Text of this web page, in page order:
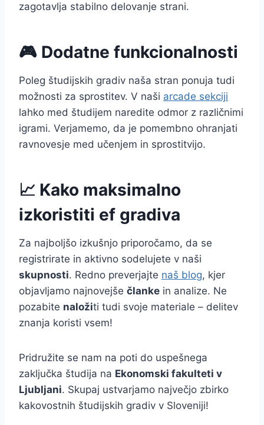
zagotavlja stabilno delovanje strani.
🎮 Dodatne funkcionalnosti
Poleg študijskih gradiv naša stran ponuja tudi
možnosti za sprostitev. V naši arcade sekciji
lahko med študijem naredite odmor z različnimi
igrami. Verjamemo, da je pomembno ohranjati
ravnovesje med učenjem in sprostitvijo.
📈 Kako maksimalno
izkoristiti ef gradiva
Za najboljšo izkušnjo priporočamo, da se
registrirate in aktivno sodelujete v naši
skupnosti. Redno preverjajte naš blog, kjer
objavljamo najnovejše članke in analize. Ne
pozabite naložiti tudi svoje materiale – delitev
znanja koristi vsem!
Pridružite se nam na poti do uspešnega
zaključka študija na Ekonomski fakulteti v
Ljubljani. Skupaj ustvarjamo največjo zbirko
kakovostnih študijskih gradiv v Sloveniji!